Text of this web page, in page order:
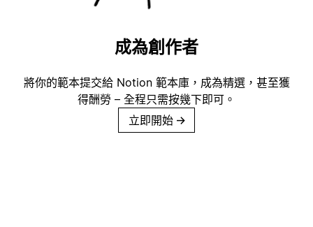
成為創作者
將你的範本提交給 Notion 範本庫，成為精選，甚至獲
得酬勞 – 全程只需按幾下即可。
立即開始 →